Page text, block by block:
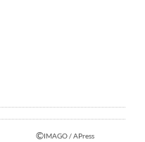
©IMAGO / APress